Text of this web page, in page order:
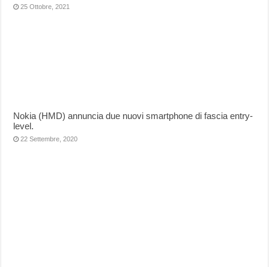
25 Ottobre, 2021
Nokia (HMD) annuncia due nuovi smartphone di fascia entry-
level.
22 Settembre, 2020